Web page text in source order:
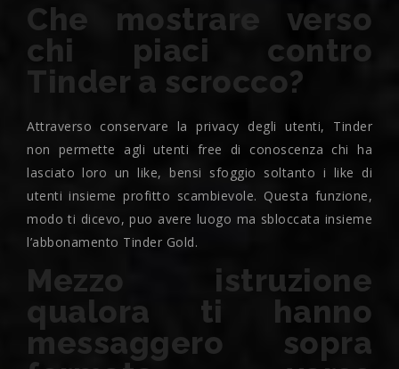
Che mostrare verso
chi piaci contro
Tinder a scrocco?
Attraverso conservare la privacy degli utenti, Tinder
non permette agli utenti free di conoscenza chi ha
lasciato loro un like, bensi sfoggio soltanto i like di
utenti insieme profitto scambievole. Questa funzione,
modo ti dicevo, puo avere luogo ma sbloccata insieme
l’abbonamento Tinder Gold.
Mezzo istruzione
qualora ti hanno
messaggero sopra